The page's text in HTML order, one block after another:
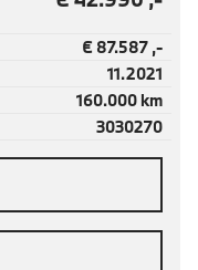
€ 87.587 ,-
11.2021
160.000 km
3030270